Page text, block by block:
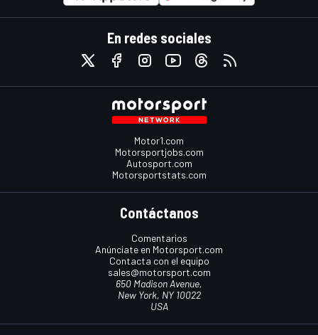
En redes sociales
Motor1.com
Motorsportjobs.com
Autosport.com
Motorsportstats.com
Contáctanos
Comentarios
Anúnciate en Motorsport.com
Contacta con el equipo
sales@motorsport.com
650 Madison Avenue,
New York, NY 10022
USA